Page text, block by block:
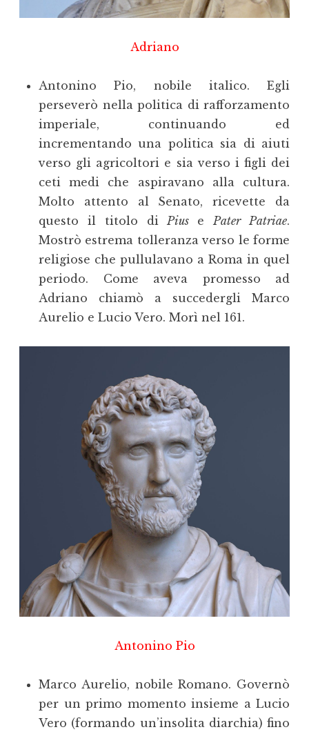
Adriano
Antonino Pio, nobile italico. Egli
perseverò nella politica di rafforzamento
imperiale, continuando ed
incrementando una politica sia di aiuti
verso gli agricoltori e sia verso i figli dei
ceti medi che aspiravano alla cultura.
Molto attento al Senato, ricevette da
questo il titolo di Pius e Pater Patriae.
Mostrò estrema tolleranza verso le forme
religiose che pullulavano a Roma in quel
periodo. Come aveva promesso ad
Adriano chiamò a succedergli Marco
Aurelio e Lucio Vero. Morì nel 161.
Antonino Pio
Marco Aurelio, nobile Romano. Governò
per un primo momento insieme a Lucio
Vero (formando un’insolita diarchia) fino